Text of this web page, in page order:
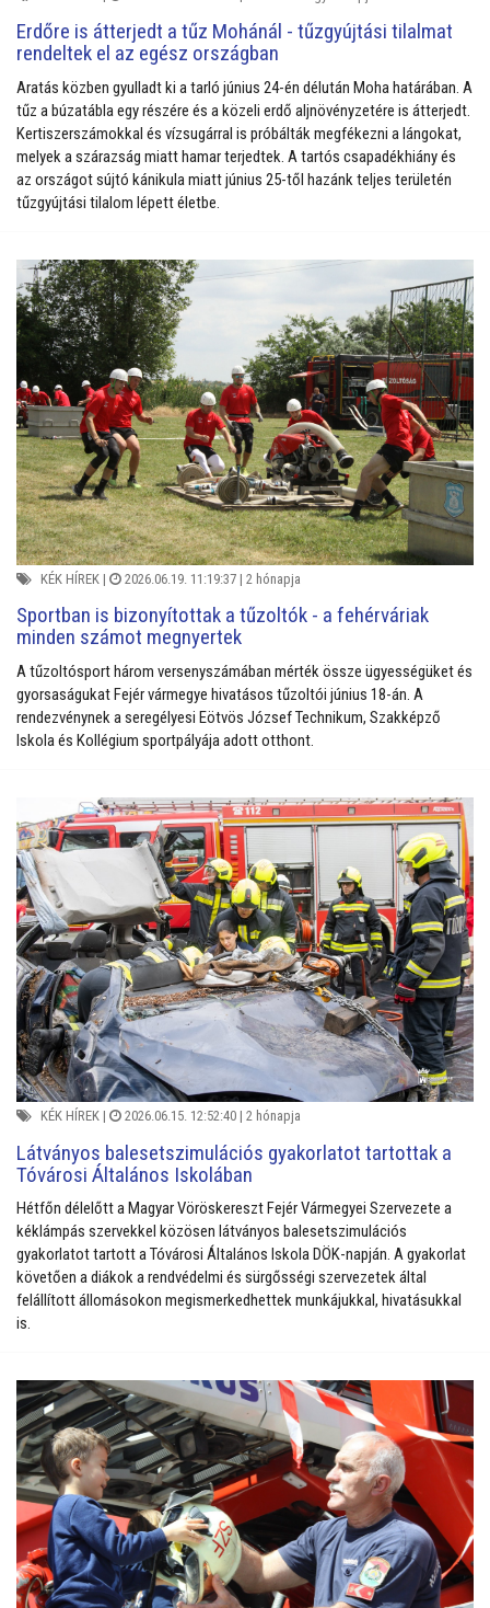
Erdőre is átterjedt a tűz Mohánál - tűzgyújtási tilalmat
rendeltek el az egész országban
Aratás közben gyulladt ki a tarló június 24-én délután Moha határában. A
tűz a búzatábla egy részére és a közeli erdő aljnövényzetére is átterjedt.
Kertiszerszámokkal és vízsugárral is próbálták megfékezni a lángokat,
melyek a szárazság miatt hamar terjedtek. A tartós csapadékhiány és
az országot sújtó kánikula miatt június 25-től hazánk teljes területén
tűzgyújtási tilalom lépett életbe.
KÉK HÍREK | 2026.06.19. 11:19:37 | 2 hónapja
Sportban is bizonyítottak a tűzoltók - a fehérváriak
minden számot megnyertek
A tűzoltósport három versenyszámában mérték össze ügyességüket és
gyorsaságukat Fejér vármegye hivatásos tűzoltói június 18-án. A
rendezvénynek a seregélyesi Eötvös József Technikum, Szakképző
Iskola és Kollégium sportpályája adott otthont.
KÉK HÍREK | 2026.06.15. 12:52:40 | 2 hónapja
Látványos balesetszimulációs gyakorlatot tartottak a
Tóvárosi Általános Iskolában
Hétfőn délelőtt a Magyar Vöröskereszt Fejér Vármegyei Szervezete a
kéklámpás szervekkel közösen látványos balesetszimulációs
gyakorlatot tartott a Tóvárosi Általános Iskola DÖK-napján. A gyakorlat
követően a diákok a rendvédelmi és sürgősségi szervezetek által
felállított állomásokon megismerkedhettek munkájukkal, hivatásukkal
is.